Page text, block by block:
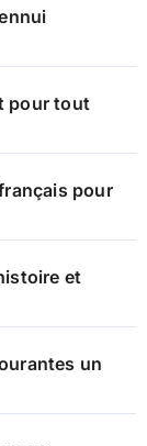
pour tout
pour
et
un